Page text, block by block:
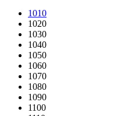
1010
1020
1030
1040
1050
1060
1070
1080
1090
1100